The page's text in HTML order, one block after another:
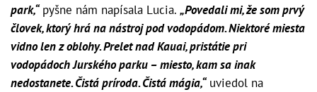
park,“pyšne nám napísala Lucia. „Povedali mi, že som prvý
človek, ktorý hrá na nástroj pod vodopádom. Niektoré miesta
vidno len z oblohy. Prelet nad Kauai, pristátie pri
vodopádoch Jurského parku – miesto, kam sa inak
nedostanete. Čistá príroda. Čistá mágia,“uviedol na